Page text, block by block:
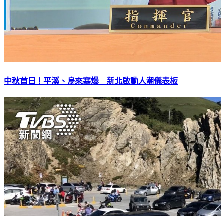
中秋首日！平溪、烏來塞爆 新北啟動人潮儀表板